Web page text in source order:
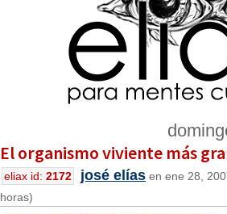
El organismo viviente más
eliax id: 2172 josé elías en ene 28,
horas)